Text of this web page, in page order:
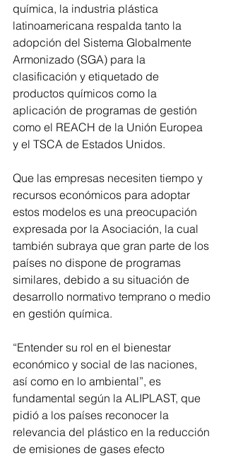
química, la industria plástica
latinoamericana respalda tanto la
adopción del Sistema Globalmente
Armonizado (SGA) para la
clasificación y etiquetado de
productos químicos como la
aplicación de programas de gestión
como el REACH de la Unión Europea
y el TSCA de Estados Unidos.
Que las empresas necesiten tiempo y
recursos económicos para adoptar
estos modelos es una preocupación
expresada por la Asociación, la cual
también subraya que gran parte de los
países no dispone de programas
similares, debido a su situación de
desarrollo normativo temprano o medio
en gestión química.
“Entender su rol en el bienestar
económico y social de las naciones,
así como en lo ambiental”, es
fundamental según la ALIPLAST, que
pidió a los países reconocer la
relevancia del plástico en la reducción
de emisiones de gases efecto